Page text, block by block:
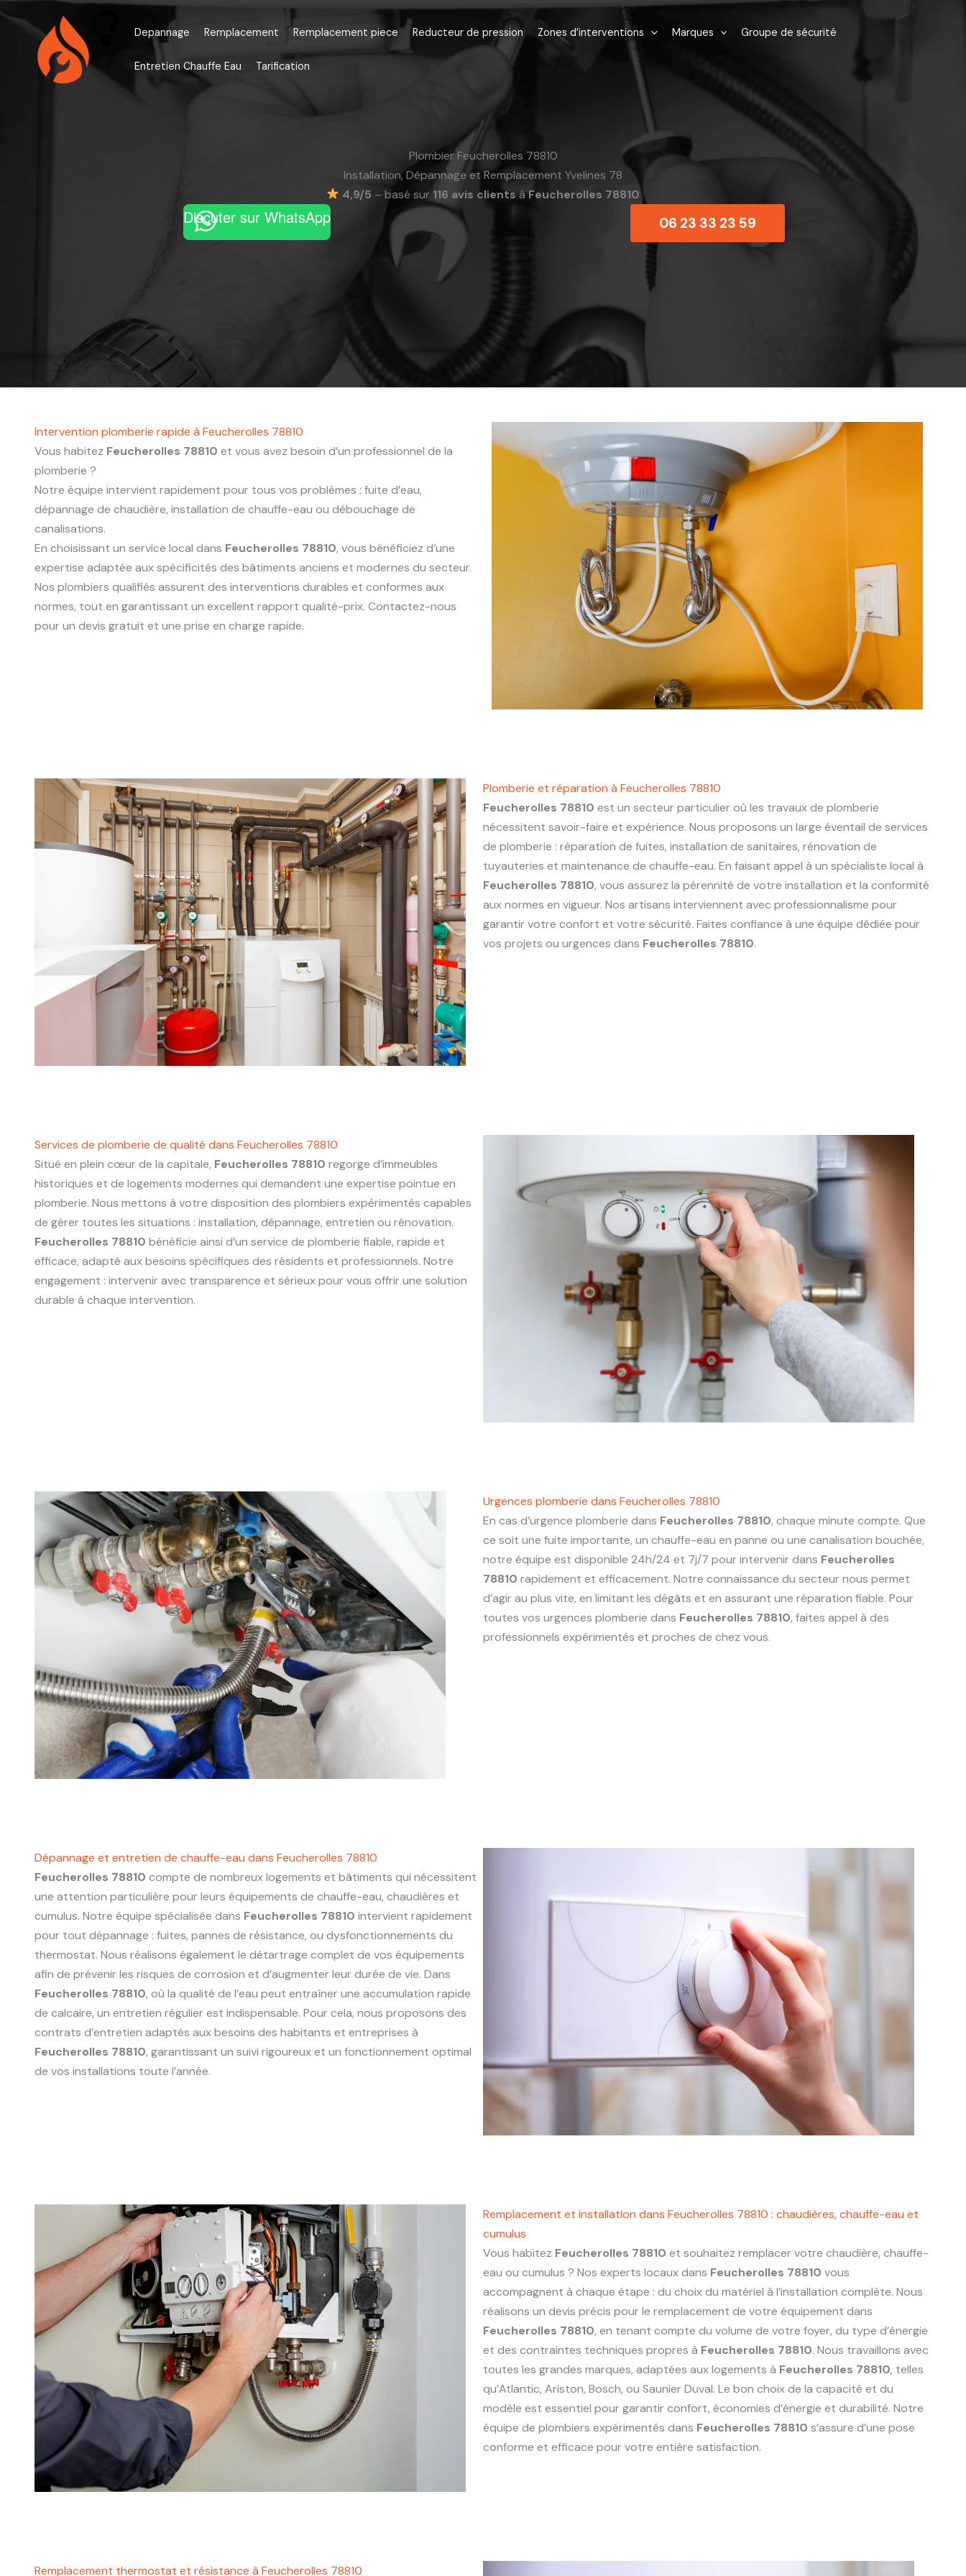
Aller
contenu
Depannage Remplacement Remplacement piece Reducteur de pression Zones d’interventions Marques Groupe de sécurité
Entretien Chauffe Eau Tarification
Plombier Feucherolles 78810
Installation, Dépannage et Remplacement Yvelines 78
4,9/5 – basé sur 116 avis clientsàFeucherolles 78810
Discuter sur WhatsApp 06 23 33 23 59
Intervention plomberie rapide à Feucherolles 78810
Vous habitez Feucherolles 78810 et vous avez besoin d’un professionnel de la
plomberie ?
Notre équipe intervient rapidement pour tous vos problèmes : fuite d’eau,
dépannage de chaudière, installation de chauffe-eau ou débouchage de
canalisations.
En choisissant un service local dans Feucherolles 78810, vous bénéficiez d’une
expertise adaptée aux spécificités des bâtiments anciens et modernes du secteur.
Nos plombiers qualifiés assurent des interventions durables et conformes aux
normes, tout en garantissant un excellent rapport qualité-prix. Contactez-nous
pour un devis gratuit et une prise en charge rapide.
Plomberie et réparation à Feucherolles 78810
Feucherolles 78810 est un secteur particulier où les travaux de plomberie
nécessitent savoir-faire et expérience. Nous proposons un large éventail de services
de plomberie : réparation de fuites, installation de sanitaires, rénovation de
tuyauteries et maintenance de chauffe-eau. En faisant appel à un spécialiste local à
Feucherolles 78810, vous assurez la pérennité de votre installation et la conformité
aux normes en vigueur. Nos artisans interviennent avec professionnalisme pour
garantir votre confort et votre sécurité. Faites confiance à une équipe dédiée pour
vos projets ou urgences dans Feucherolles 78810.
Services de plomberie de qualité dans Feucherolles 78810
Situé en plein cœur de la capitale, Feucherolles 78810 regorge d’immeubles
historiques et de logements modernes qui demandent une expertise pointue en
plomberie. Nous mettons à votre disposition des plombiers expérimentés capables
de gérer toutes les situations : installation, dépannage, entretien ou rénovation.
Feucherolles 78810 bénéficie ainsi d’un service de plomberie fiable, rapide et
efficace, adapté aux besoins spécifiques des résidents et professionnels. Notre
engagement : intervenir avec transparence et sérieux pour vous offrir une solution
durable à chaque intervention.
Urgences plomberie dans Feucherolles 78810
En cas d’urgence plomberie dans Feucherolles 78810, chaque minute compte. Que
ce soit une fuite importante, un chauffe-eau en panne ou une canalisation bouchée,
notre équipe est disponible 24h/24 et 7j/7 pour intervenir dans Feucherolles
78810 rapidement et efficacement. Notre connaissance du secteur nous permet
d’agir au plus vite, en limitant les dégâts et en assurant une réparation fiable. Pour
toutes vos urgences plomberie dans Feucherolles 78810, faites appel à des
professionnels expérimentés et proches de chez vous.
Dépannage et entretien de chauffe-eau dans Feucherolles 78810
Feucherolles 78810 compte de nombreux logements et bâtiments qui nécessitent
une attention particulière pour leurs équipements de chauffe-eau, chaudières et
cumulus. Notre équipe spécialisée dans Feucherolles 78810 intervient rapidement
pour tout dépannage : fuites, pannes de résistance, ou dysfonctionnements du
thermostat. Nous réalisons également le détartrage complet de vos équipements
afin de prévenir les risques de corrosion et d’augmenter leur durée de vie. Dans
Feucherolles 78810, où la qualité de l’eau peut entraîner une accumulation rapide
de calcaire, un entretien régulier est indispensable. Pour cela, nous proposons des
contrats d’entretien adaptés aux besoins des habitants et entreprises à
Feucherolles 78810, garantissant un suivi rigoureux et un fonctionnement optimal
de vos installations toute l’année.
Remplacement et installation dans Feucherolles 78810 : chaudières, chauffe-eau et
cumulus
Vous habitez Feucherolles 78810 et souhaitez remplacer votre chaudière, chauffe-
eau ou cumulus ? Nos experts locaux dans Feucherolles 78810 vous
accompagnent à chaque étape : du choix du matériel à l’installation complète. Nous
réalisons un devis précis pour le remplacement de votre équipement dans
Feucherolles 78810, en tenant compte du volume de votre foyer, du type d’énergie
et des contraintes techniques propres à Feucherolles 78810. Nous travaillons avec
toutes les grandes marques, adaptées aux logements à Feucherolles 78810, telles
qu’Atlantic, Ariston, Bosch, ou Saunier Duval. Le bon choix de la capacité et du
modèle est essentiel pour garantir confort, économies d’énergie et durabilité. Notre
équipe de plombiers expérimentés dans Feucherolles 78810 s’assure d’une pose
conforme et efficace pour votre entière satisfaction.
Remplacement thermostat et résistance à Feucherolles 78810